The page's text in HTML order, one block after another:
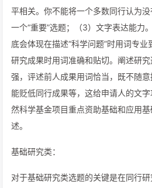
平相关。你不能将一个多数同行认为没
一个“重要”选题；（3）文字表达能力
底会体现在描述“科学问题”时用词专
研究成果时用词准确和贴切。阐述研
强，评述前人成果用词恰当，既不随
能贬低同行成果等，这给申请人的文
然科学基金项目重点资助基础和应用
述。
基础研究类：
对于基础研究类选题的关键是在同行